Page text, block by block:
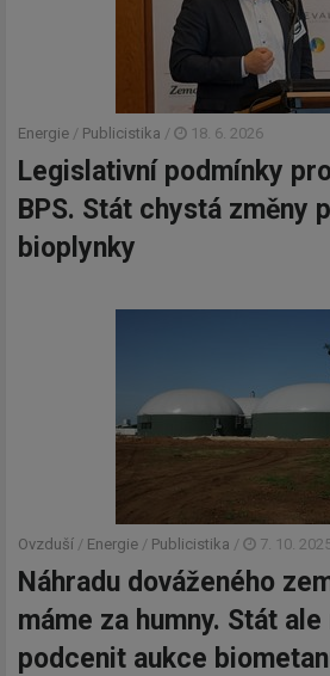
Energie / Publicistika / 18. 6. 2026
Legislativní podmínky
BPS. Stát chystá změny
bioplynky
Ovzduší / Energie / Publicistika / 7. 10.
Náhradu dováženého
máme za humny. Stát
podcenit aukce